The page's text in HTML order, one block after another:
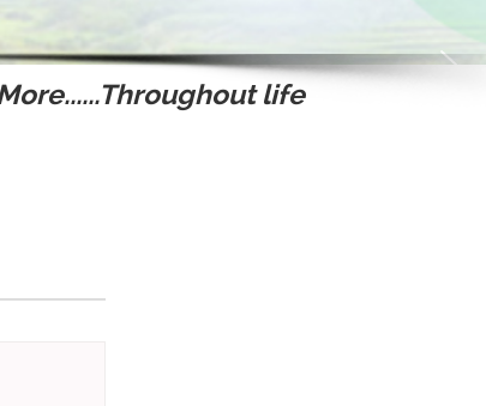
life